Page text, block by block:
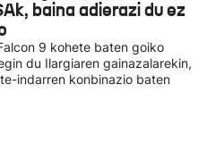
baina adierazi du ez
9 kohete baten goiko
du Ilargiaren gainazalarekin,
indarren konbinazio baten